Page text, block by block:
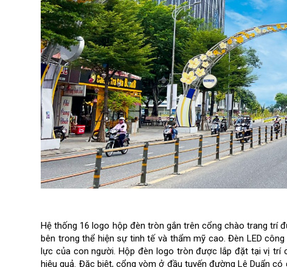
Hệ thống 16 logo hộp đèn tròn gắn trên cổng chào trang trí
bên trong thể hiện sự tinh tế và thẩm mỹ cao. Đèn LED
lực của con người. Hộp đèn logo tròn được lắp đặt tại vị trí
hiệu quả. Đặc biệt, cổng vòm ở đầu tuyến đường Lê Duẩn